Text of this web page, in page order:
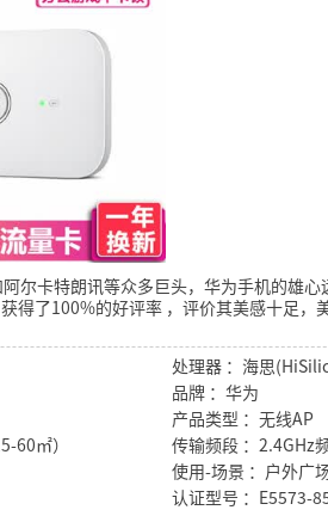
尔卡特朗讯等众多巨头，华为手机的雄心
得了100%的好评率 ，评价其美感十足，
处理器 ：海思
品牌 ：华为
产品类型 ：无线AP
60㎡）
传输频段 ：2.4GHz
使用-场景 ：户外广
认证型号 ：E5573-